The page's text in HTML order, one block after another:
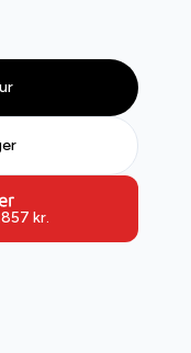
kr.